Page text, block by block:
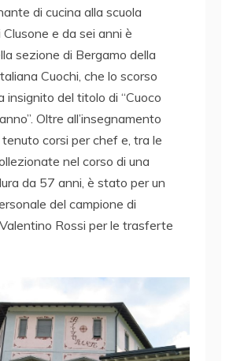
di cucina alla scuola
e da sei anni è
sezione di Bergamo della
Cuochi, che lo scorso
insignito del titolo di “Cuoco
Oltre all’insegnamento
corsi per chef e, tra le
nel corso di una
da 57 anni, è stato per un
del campione di
Rossi per le trasferte